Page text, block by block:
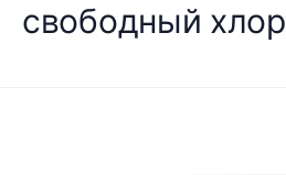
свободный хлор